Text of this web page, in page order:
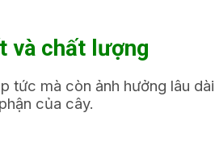
và chất lượng
tức mà còn ảnh hưởng lâu
của cây.